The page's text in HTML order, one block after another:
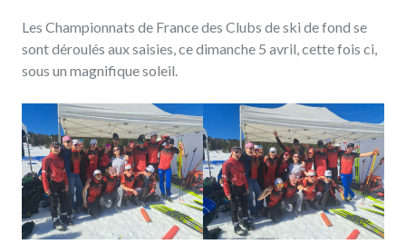
Les Championnats de France des Clubs de ski de fond se
sont déroulés aux saisies, ce dimanche 5 avril, cette fois ci,
sous un magnifique soleil.